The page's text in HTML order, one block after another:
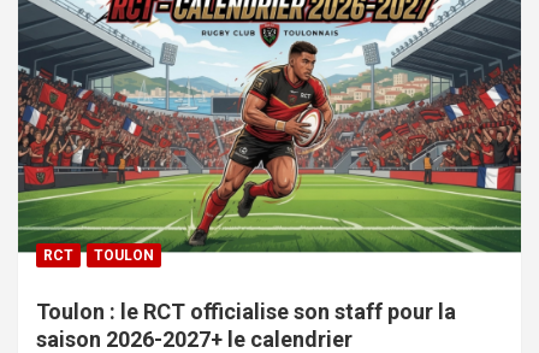
RCT TOULON
Toulon : le RCT officialise son staff pour la
saison 2026-2027+ le calendrier